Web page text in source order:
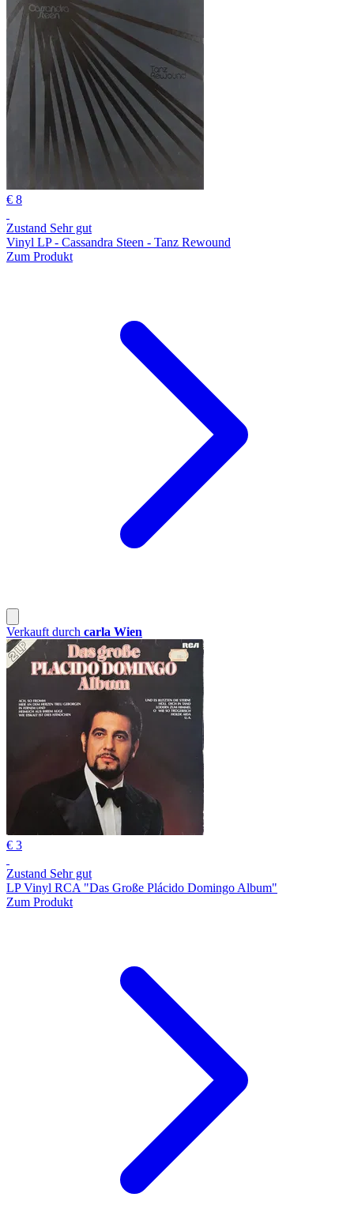
€ 8
Zustand Sehr gut
Vinyl LP - Cassandra Steen - Tanz Rewound
Zum Produkt
Verkauft durch carla Wien
€ 3
Zustand Sehr gut
LP Vinyl RCA "Das Große Plácido Domingo Album"
Zum Produkt